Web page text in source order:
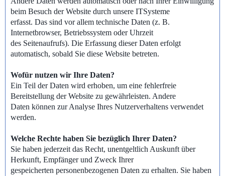
beim Besuch der Website durch unsere ITSysteme
erfasst. Das sind vor allem technische Daten (z. B.
Internetbrowser, Betriebssystem oder Uhrzeit
des Seitenaufrufs). Die Erfassung dieser Daten erfolgt
automatisch, sobald Sie diese Website betreten.
Wofür nutzen wir Ihre Daten?
Ein Teil der Daten wird erhoben, um eine fehlerfreie
Bereitstellung der Website zu gewährleisten. Andere
Daten können zur Analyse Ihres Nutzerverhaltens verwendet
werden.
Welche Rechte haben Sie bezüglich Ihrer Daten?
Sie haben jederzeit das Recht, unentgeltlich Auskunft über
Herkunft, Empfänger und Zweck Ihrer
gespeicherten personenbezogenen Daten zu erhalten. Sie haben